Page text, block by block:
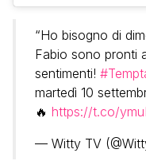
“Ho bisogno di
Fabio sono pronti
sentimenti!
martedì 10
🔥 https://t.co/
— Witty TV